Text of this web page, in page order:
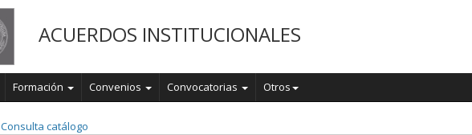
ACUERDOS INSTITUCIONALES
Formación Convenios Convocatorias Otros
Consulta catálogo